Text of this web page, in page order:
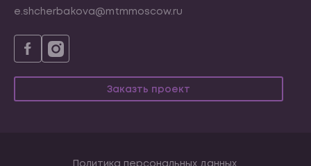
e.shcherbakova@mtmmoscow.ru
Заказть проект
Политика персональных данных